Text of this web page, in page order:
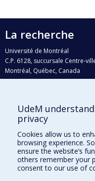
La recherche
Université de Montréal
C.P. 6128, succursale Centre-
Montréal, Québec, Canada
H3C 3J7
Qui fait quoi?
Nous trouver
Plan du site
Accessibilité
UdeM
privacy
Cookies allow us to
browsing experience.
ensure the website’s
others remember your
consent to our use of